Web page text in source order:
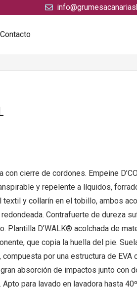
Contacto
con cierre de cordones. Empeine
y repelente a líquidos,
textil y collarín en el tobillo, ambos
Contrafuerte de dureza
Plantilla D’WALK® acolchada de
que copia la huella del pie.
por una estructura de EVA
absorción de impactos junto con
Apto para lavado en lavadora hasta